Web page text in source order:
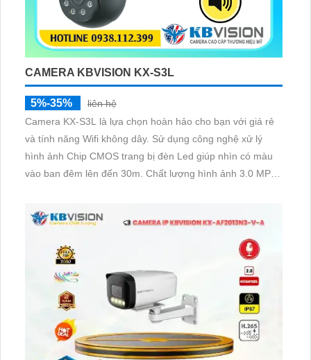
CAMERA KBVISION KX-S3L
5%-35%
liên hệ
Camera KX-S3L là lựa chọn hoàn hảo cho bạn với giá rẻ
và tính năng Wifi không dây. Sử dụng công nghệ xử lý
hình ảnh Chip CMOS trang bị đèn Led giúp nhìn có màu
vào ban đêm lên đến 30m. Chất lượng hình ảnh 3.0 MP